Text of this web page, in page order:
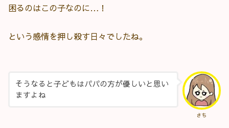
困るのはこの子なのに…！
という感情を押し殺す日々でしたね。
さち
そうなると子どもはパパの方が優しいと思い
ますよね